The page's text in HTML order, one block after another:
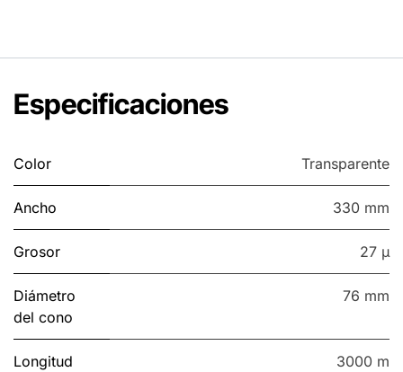
Especificaciones
Color Transparente
Ancho 330 mm
Grosor 27 µ
Diámetro
del cono
76 mm
Longitud 3000 m